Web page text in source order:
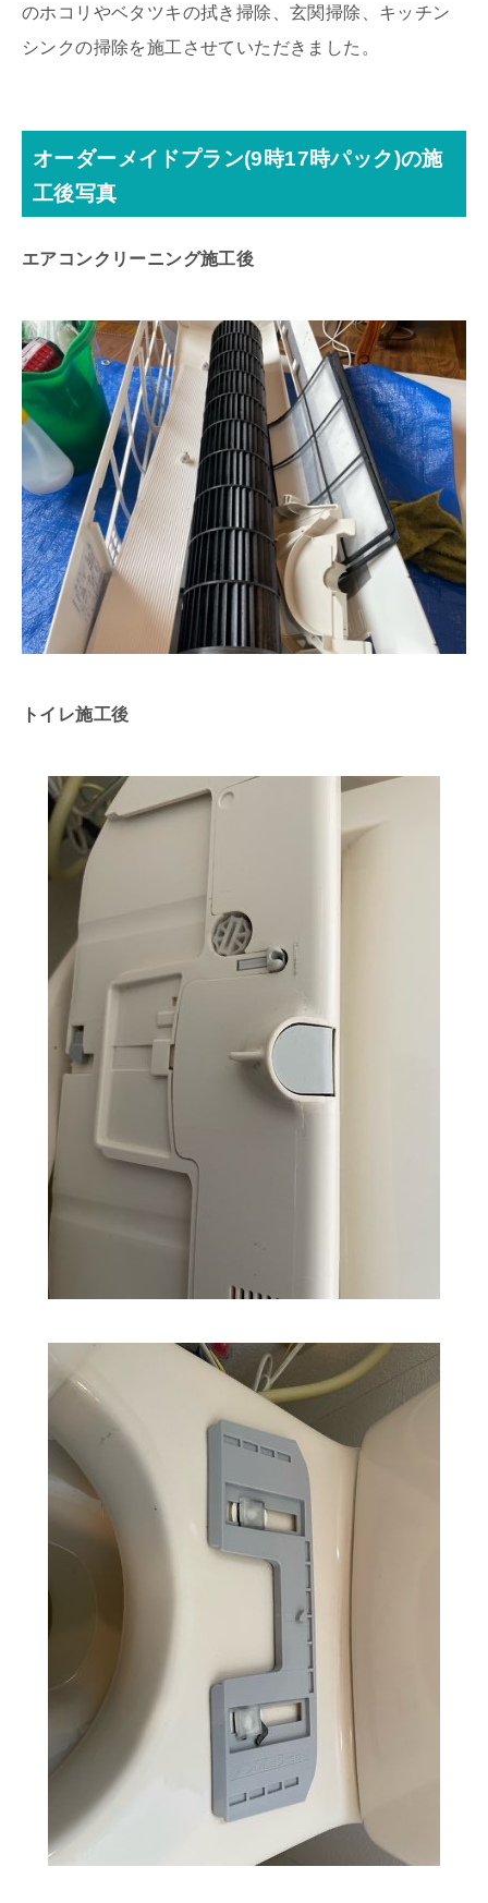
のホコリやベタツキの拭き掃除、玄関掃除、キッチン
シンクの掃除を施工させていただきました。
オーダーメイドプラン(9時17時パック)の施
工後写真
エアコンクリーニング施工後
トイレ施工後